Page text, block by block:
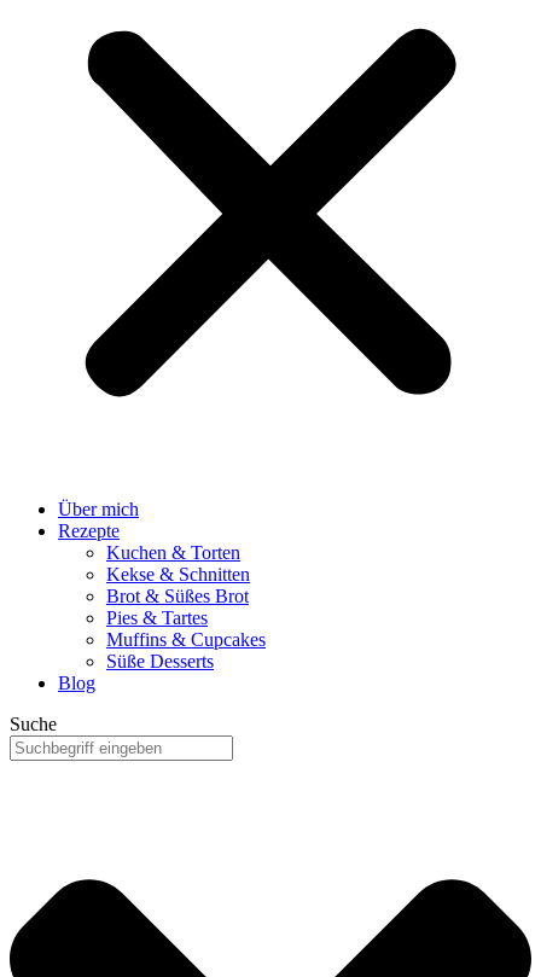
Über mich
Rezepte
Kuchen & Torten
Kekse & Schnitten
Brot & Süßes Brot
Pies & Tartes
Muffins & Cupcakes
Süße Desserts
Blog
Suche